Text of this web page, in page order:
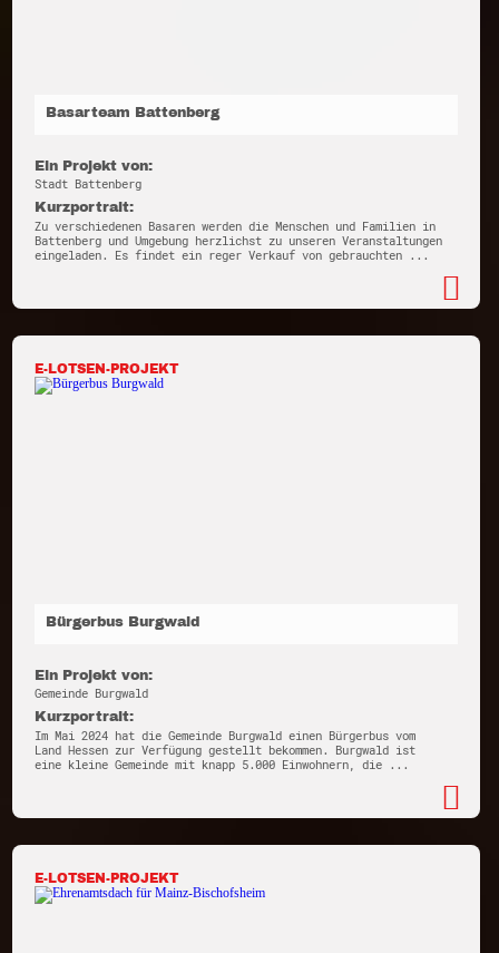
Basarteam Battenberg
Ein Projekt von:
Stadt Battenberg
Kurzportrait:
Zu verschiedenen Basaren werden die Menschen und Familien in
Battenberg und Umgebung herzlichst zu unseren Veranstaltungen
eingeladen. Es findet ein reger Verkauf von gebrauchten ...
E-LOTSEN-PROJEKT
Bürgerbus Burgwald
Ein Projekt von:
Gemeinde Burgwald
Kurzportrait:
Im Mai 2024 hat die Gemeinde Burgwald einen Bürgerbus vom
Land Hessen zur Verfügung gestellt bekommen. Burgwald ist
eine kleine Gemeinde mit knapp 5.000 Einwohnern, die ...
E-LOTSEN-PROJEKT